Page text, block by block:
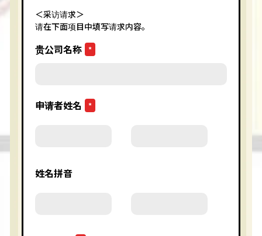
＜采访请求＞
请在下面项目中填写请求内容。
*
贵公司名称
*
申请者姓名
姓名拼音